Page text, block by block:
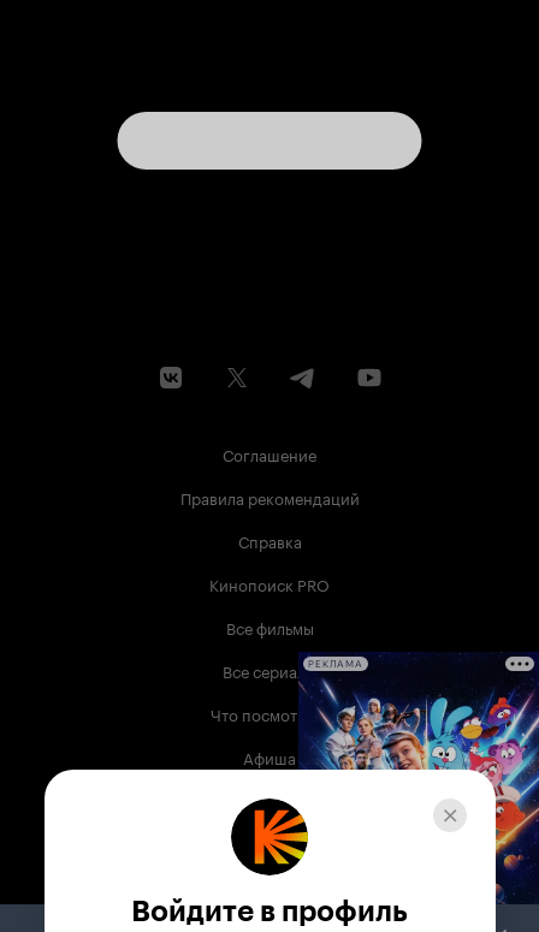
Соглашение
Правила рекомендаций
Справка
Кинопоиск PRO
Все фильмы
Все сериалы
Что посмотреть
Афиша
Музыка
Телепрограмма
РЕКЛАМА
Войдите в профиль